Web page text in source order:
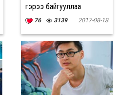
гэрээ байгууллаа
76 3139 2017-08-18